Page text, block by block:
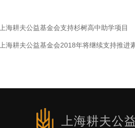
上海耕夫公益基金会支持杉树高中助学项目
上海耕夫公益基金会2018年将继续支持推进
上海耕夫公